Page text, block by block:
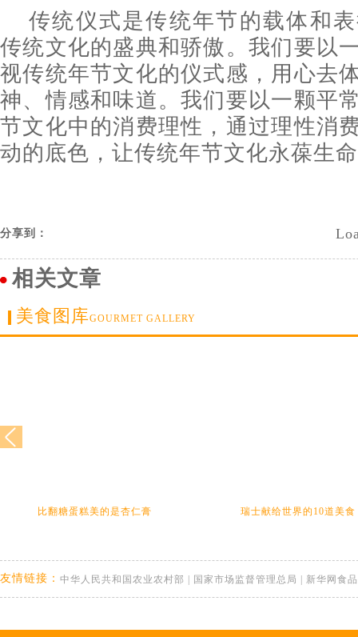
传统仪式是传统年节的载体和
传统文化的盛典和骄傲。我们要以
视传统年节文化的仪式感，用心去
神、情感和味道。我们要以一颗平
节文化中的消费理性，通过理性消
动的底色，让传统年节文化永葆生
分享到：
相关文章
美食图库GOURMET GALLERY
比翻糖蛋糕美的是杏仁膏 瑞士献给世界的10道美食
友情链接： 中华人民共和国农业农村部 国家市场监督管理总局 新华网食品